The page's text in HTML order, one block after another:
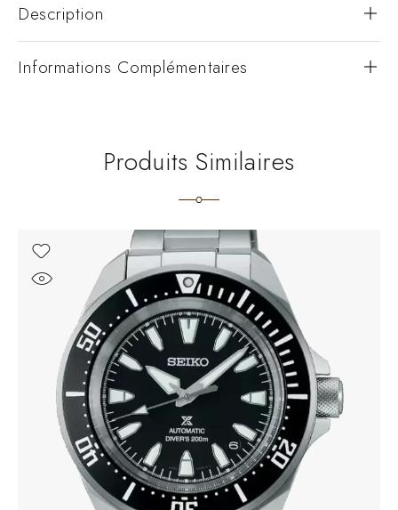
Description
Informations Complémentaires
Produits Similaires